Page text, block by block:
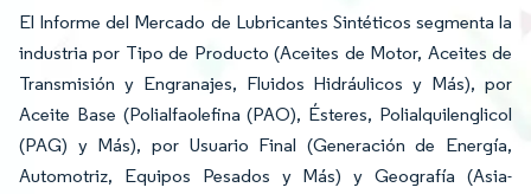
El Informe del Mercado de Lubricantes Sintéticos segmenta la
industria por Tipo de Producto (Aceites de Motor, Aceites de
Transmisión y Engranajes, Fluidos Hidráulicos y Más), por
Aceite Base (Polialfaolefina (PAO), Ésteres, Polialquilenglicol
(PAG) y Más), por Usuario Final (Generación de Energía,
Automotriz, Equipos Pesados y Más) y Geografía (Asia-